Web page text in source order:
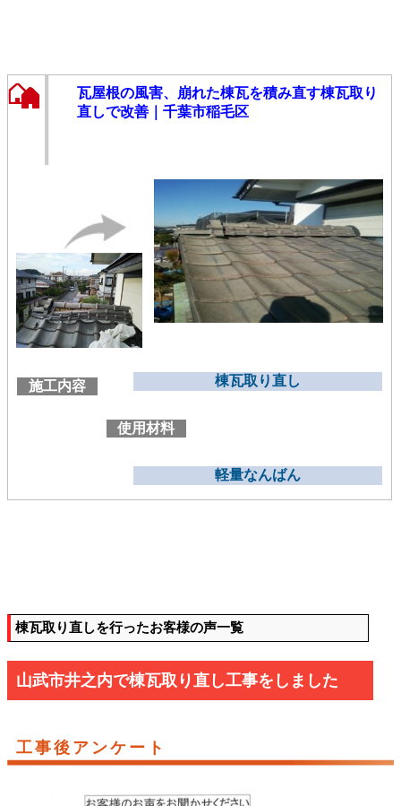
瓦屋根の風害、崩れた棟瓦を積み直す棟瓦取り
直しで改善｜千葉市稲毛区
施工内容 棟瓦取り直し
使用材料
軽量なんばん
棟瓦取り直しを行ったお客様の声一覧
山武市井之内で棟瓦取り直し工事をしました
工事後アンケート